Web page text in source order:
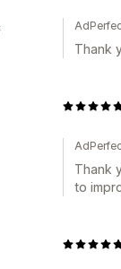
Thank
Thank
to